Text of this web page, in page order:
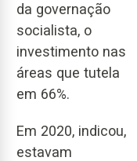
da governação
socialista, o
investimento nas
áreas que tutela
em 66%.
Em 2020, indicou,
estavam